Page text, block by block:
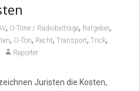
, O-Töne / Radiobeiträge, Ratgeber,
, O-Ton, Recht, Transport, Trick,
Reporter
Juristen die Kosten,